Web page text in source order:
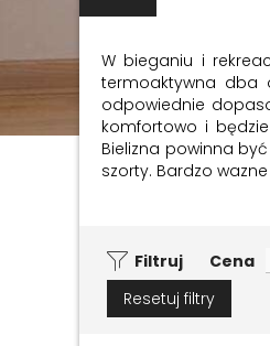
W bieganiu i
termoaktywna dba
odpowiednie
komfortowo i
Bielizna powinna
szorty. Bardzo
Filtruj Cena
Resetuj filtry